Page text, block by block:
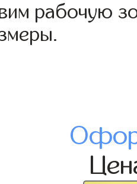
рабочую